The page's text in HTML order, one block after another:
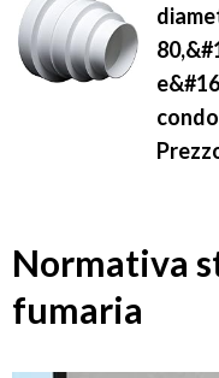
Normativa
fumaria